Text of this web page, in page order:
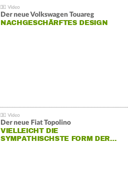
Der neue Volkswagen Touareg
NACHGESCHÄRFTES DESIGN
Der neue Fiat Topolino
VIELLEICHT DIE
SYMPATHISCHSTE FORM DER…